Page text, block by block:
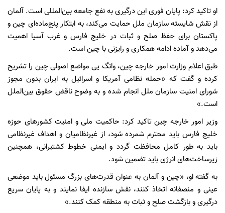
او تاکید کرد: پایان فوری این درگیری به نفع جامعه بین‌المللی است. آلمان
از نقش شایسته سازمان ملل حمایت می‌کند، به ابتکار پنج‌ماده‌ای چین و
پاکستان برای حفظ صلح و ثبات در خلیج فارس و غرب آسیا اهمیت
می‌دهد و آماده ادامه همکاری و رایزنی با چین است.
طبق اعلام وزارت امور خارجه چین، وانگ یی مواضع اصولی چین را تشریح
کرده و گفت که «حمله نظامی آمریکا و اسرائیل به ایران بدون مجوز
شورای امنیت سازمان ملل انجام شده و به وضوح ناقض حقوق بین‌الملل
است.»
وزیر امور خارجه چین تاکید کرد: حاکمیت ملی و امنیت کشورهای حوزه
خلیج فارس باید محترم شمرده شود، از غیرنظامیان و اهداف غیرنظامی
باید به طور کامل محافظت گردد و ایمنی خطوط کشتیرانی، همچنین
زیرساخت‌های انرژی باید تضمین شود.
به گفته او، «چین و آلمان به عنوان قدرت‌های بزرگ مسئول باید موضعی
عینی و منصفانه اتخاذ کنند، نقش سازنده ایفا نمایند و به پایان سریع
درگیری و بازگشت صلح و ثبات به منطقه کمک کنند.»